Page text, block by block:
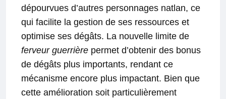
dépourvues d’autres personnages natlan, ce
qui facilite la gestion de ses ressources et
optimise ses dégâts. La nouvelle limite de
ferveur guerrière permet d’obtenir des bonus
de dégâts plus importants, rendant ce
mécanisme encore plus impactant. Bien que
cette amélioration soit particulièrement